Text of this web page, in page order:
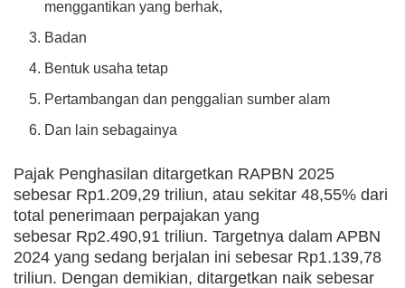
menggantikan yang berhak,
Badan
Bentuk usaha tetap
Pertambangan dan penggalian sumber alam
Dan lain sebagainya
Pajak Penghasilan ditargetkan RAPBN 2025
sebesar Rp1.209,29 triliun, atau sekitar 48,55% dari
total penerimaan perpajakan yang
sebesar Rp2.490,91 triliun. Targetnya dalam APBN
2024 yang sedang berjalan ini sebesar Rp1.139,78
triliun. Dengan demikian, ditargetkan naik sebesar